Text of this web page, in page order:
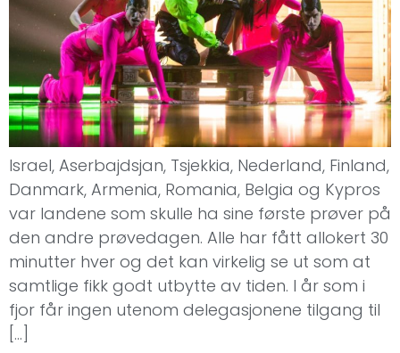
Israel, Aserbajdsjan, Tsjekkia, Nederland, Finland,
Danmark, Armenia, Romania, Belgia og Kypros
var landene som skulle ha sine første prøver på
den andre prøvedagen. Alle har fått allokert 30
minutter hver og det kan virkelig se ut som at
samtlige fikk godt utbytte av tiden. I år som i
fjor får ingen utenom delegasjonene tilgang til
[…]